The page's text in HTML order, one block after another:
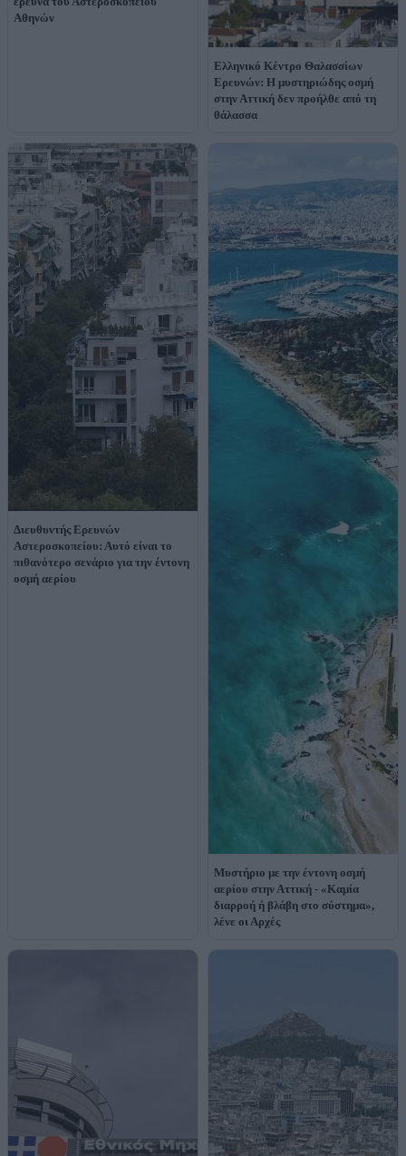
Αθηνών
Ελληνικό Κέντρο Θαλασσίων
Ερευνών: Η μυστηριώδης οσμή
στην Αττική δεν προήλθε από τη
θάλασσα
Διευθυντής Ερευνών
Αστεροσκοπείου: Αυτό είναι το
πιθανότερο σενάριο για την έντονη
οσμή αερίου
Μυστήριο με την έντονη οσμή
αερίου στην Αττική - «Καμία
διαρροή ή βλάβη στο σύστημα»,
λένε οι Αρχές